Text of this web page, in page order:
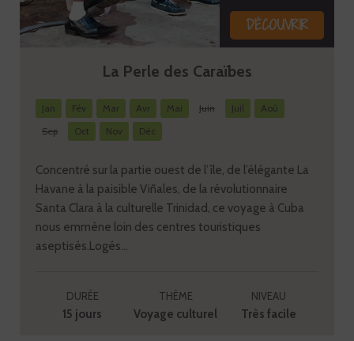
DÉCOUVRIR
La Perle des Caraïbes
Jan Fév Mar Avr Mai Juin Juil
Aoû
Sep
Oct Nov Déc
Concentré sur la partie ouest de l’île, de l’élégante La
Havane à la paisible Viñales, de la révolutionnaire
Santa Clara à la culturelle Trinidad, ce voyage à Cuba
nous emmène loin des centres touristiques
aseptisés.Logés...
DURÉE
15 jours
THÈME
Voyage culturel
NIVEAU
Très facile